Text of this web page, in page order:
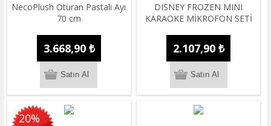
NecoPlush Oturan Pastalı Ayı
70 cm
3.668,90 ₺
DISNEY FROZEN MINI
KARAOKE MİKROFON SETİ
2.107,90 ₺
20%